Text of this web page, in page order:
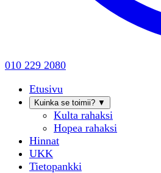
010 229 2080
Etusivu
Kuinka se toimii? ▼
Kulta rahaksi
Hopea rahaksi
Hinnat
UKK
Tietopankki